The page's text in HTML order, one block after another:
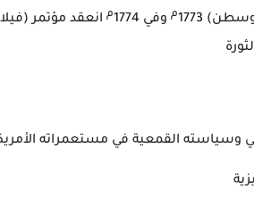
1773 م وفي 1774 م انعقد مؤتمر
وسياسته القمعية في
الإنجليزية